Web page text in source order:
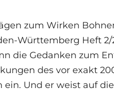
zum Wirken
Württemberg Heft 2/
die Gedanken zum
des vor exakt
Und er weist auf